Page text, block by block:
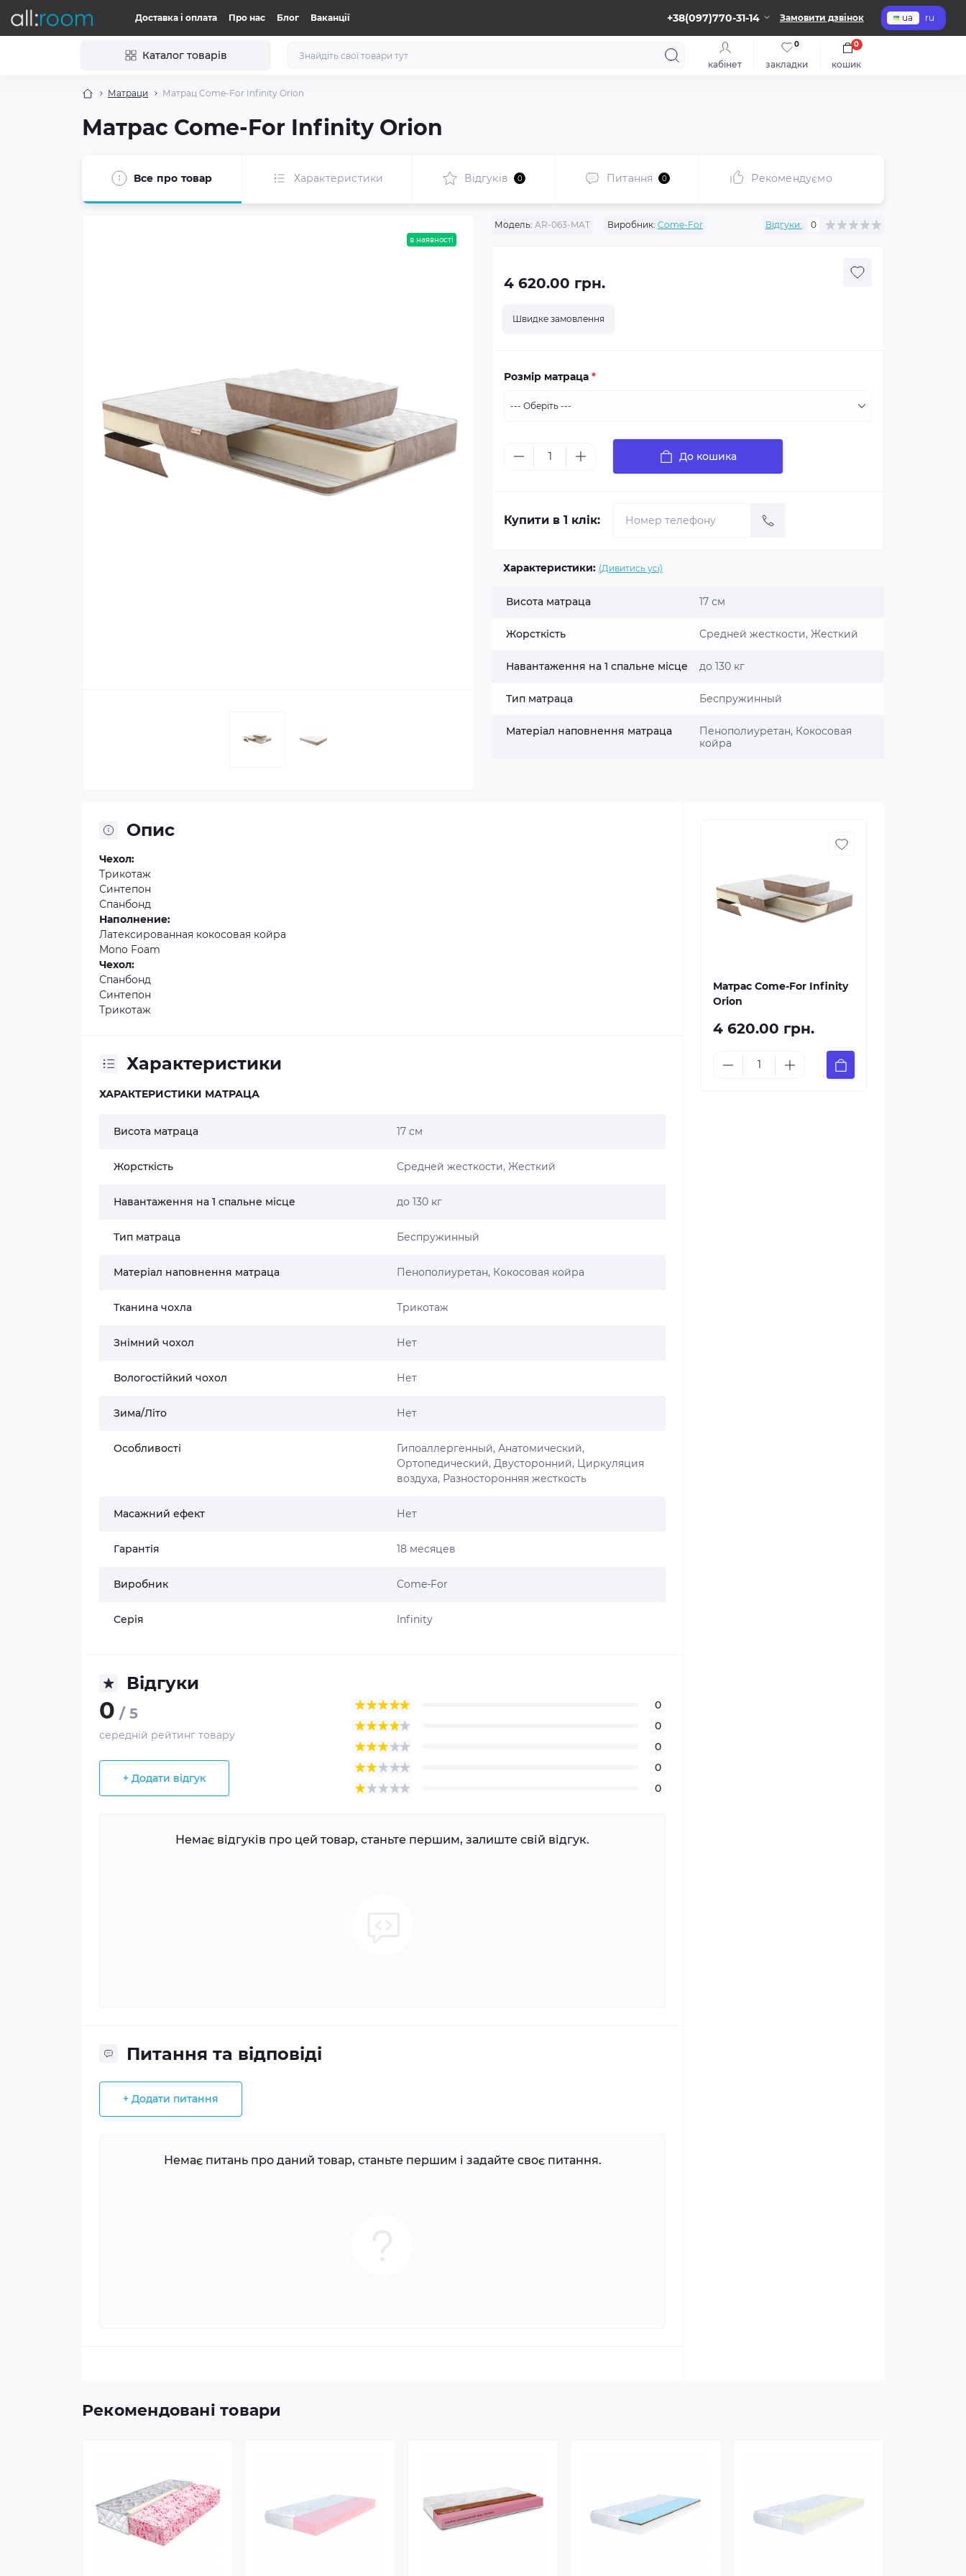
Доставка і оплата Про нас Блог Ваканції +38(097)770-31-14 Замовити дзвінок ua ru
Каталог товарів
кабінет закладки
0
кошик
0
Матраци Матрац Come-For Infinity Orion
Матрас Come-For Infinity Orion
Все про товар Характеристики Відгуків 0 Питання 0 Рекомендуємо
в наявності
Модель: AR-063-MAT Виробник: Come-For Відгуки: 0
4 620.00 грн.
Швидке замовлення
Розмір матраца *
До кошика
Купити в 1 клік:
Характеристики: (Дивитись усі)
Висота матраца 17 см
Жорсткість Средней жесткости, Жесткий
Навантаження на 1 спальне місце до 130 кг
Тип матраца Беспружинный
Матеріал наповнення матраца
Пенополиуретан, Кокосовая
койра
Опис
Чехол:
Трикотаж
Синтепон
Спанбонд
Наполнение:
Латексированная кокосовая койра
Mono Foam
Чехол:
Спанбонд
Синтепон
Трикотаж
Характеристики
ХАРАКТЕРИСТИКИ МАТРАЦА
Висота матраца 17 см
Жорсткість Средней жесткости, Жесткий
Навантаження на 1 спальне місце до 130 кг
Тип матраца Беспружинный
Матеріал наповнення матраца Пенополиуретан, Кокосовая койра
Тканина чохла Трикотаж
Знімний чохол Нет
Вологостійкий чохол Нет
Зима/Літо Нет
Особливості
Гипоаллергенный, Анатомический,
Ортопедический, Двусторонний, Циркуляция
воздуха, Разносторонняя жесткость
Масажний ефект Нет
Гарантія 18 месяцев
Виробник Come-For
Серія Infinity
Відгуки
0 / 5
середній рейтинг товару
+ Додати відгук
0
0
0
0
0
Немає відгуків про цей товар, станьте першим, залиште свій відгук.
Питання та відповіді
+ Додати питання
Немає питань про даний товар, станьте першим і задайте своє питання.
Матрас Come-For Infinity
Orion
4 620.00 грн.
Рекомендовані товари